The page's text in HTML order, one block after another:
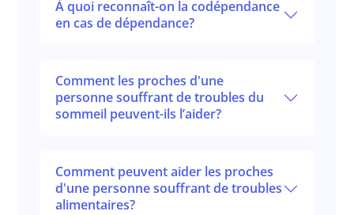
À quoi reconnaît-on la codépendance
en cas de dépendance?
Comment les proches d'une
personne souffrant de troubles du
sommeil peuvent-ils l’aider?
Comment peuvent aider les proches
d'une personne souffrant de troubles
alimentaires?